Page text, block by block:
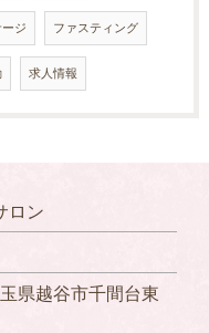
ジ ファスティング
求人情報
ロン
県越谷市千間台東